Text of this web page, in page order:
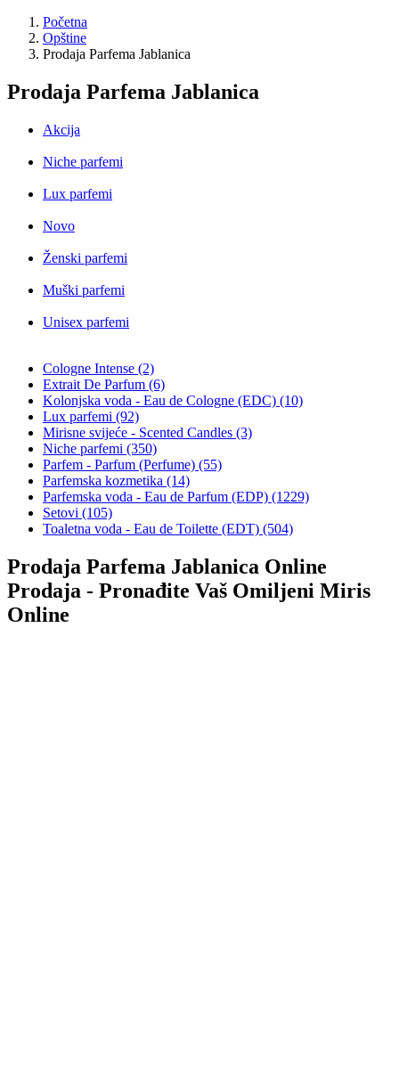
Početna
Opštine
Prodaja Parfema Jablanica
Prodaja Parfema Jablanica
Akcija
Niche parfemi
Lux parfemi
Novo
Ženski parfemi
Muški parfemi
Unisex parfemi
Cologne Intense (2)
Extrait De Parfum (6)
Kolonjska voda - Eau de Cologne (EDC) (10)
Lux parfemi (92)
Mirisne svijeće - Scented Candles (3)
Niche parfemi (350)
Parfem - Parfum (Perfume) (55)
Parfemska kozmetika (14)
Parfemska voda - Eau de Parfum (EDP) (1229)
Setovi (105)
Toaletna voda - Eau de Toilette (EDT) (504)
Prodaja Parfema Jablanica Online
Prodaja - Pronađite Vaš Omiljeni Miris
Online